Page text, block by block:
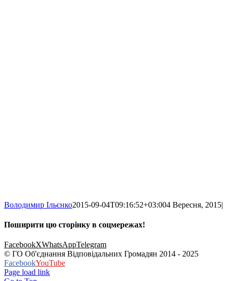
Володимир Ільєнко2015-09-04T09:16:52+03:004 Вересня, 2015|
Поширити цю сторінку в соцмережах!
FacebookXWhatsAppTelegram
© ГО Об'єднання Відповідальних Громадян 2014 - 2025
FacebookYouTube
Page load link